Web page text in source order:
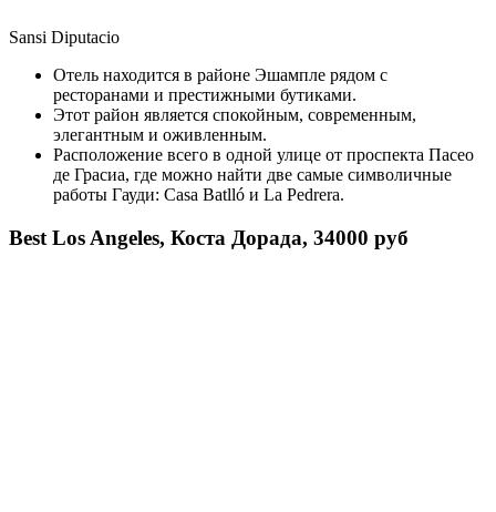
Sansi Diputacio
Отель находится в районе Эшампле рядом с
ресторанами и престижными бутиками.
Этот район является спокойным, современным,
элегантным и оживленным.
Расположение всего в одной улице от проспекта Пасео
де Грасиа, где можно найти две самые символичные
работы Гауди: Casa Batlló и La Pedrera.
Best Los Angeles, Коста Дорада, 34000 руб